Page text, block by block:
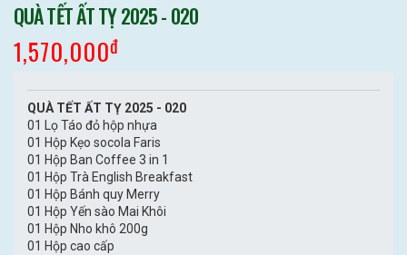
QUÀ TẾT ẤT TỴ 2025 - 020
1,570,000đ
QUÀ TẾT ẤT TỴ 2025 - 020
01 Lọ Táo đỏ hộp nhựa
01 Hộp Kẹo socola Faris
01 Hộp Ban Coffee 3 in 1
01 Hộp Trà English Breakfast
01 Hộp Bánh quy Merry
01 Hộp Yến sào Mai Khôi
01 Hộp Nho khô 200g
01 Hộp cao cấp